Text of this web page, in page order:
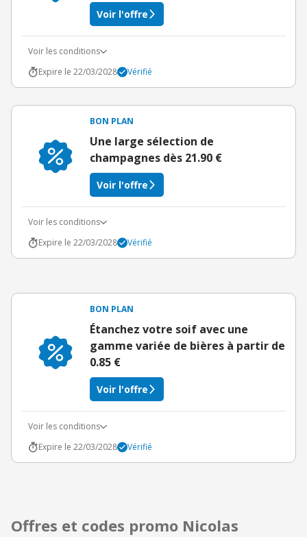
Voir l'offre
Voir les conditions
Expire le 22/03/2028
Vérifié
BON PLAN
Une large sélection de
champagnes dès 21.90 €
Voir l'offre
Voir les conditions
Expire le 22/03/2028
Vérifié
BON PLAN
Étanchez votre soif avec une
gamme variée de bières à partir de
0.85 €
Voir l'offre
Voir les conditions
Expire le 22/03/2028
Vérifié
Offres et codes promo Nicolas